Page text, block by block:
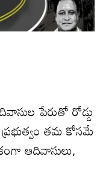
పేరుతో రోడ్డు
తమ కోసమే
ఆదివాసులు,